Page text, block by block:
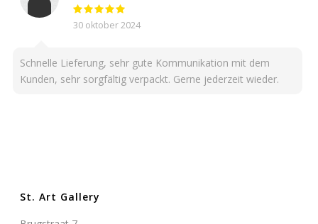
30 oktober 2024
Schnelle Lieferung, sehr gute Kommunikation mit dem
Kunden, sehr sorgfältig verpackt. Gerne jederzeit wieder.
St. Art Gallery